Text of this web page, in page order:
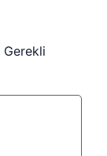
Gerekli